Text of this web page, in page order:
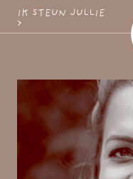
IK STEUN JULLIE
>